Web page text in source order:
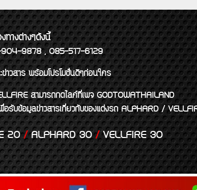
ทางต่างๆดังนี้
904-9878 , 085-517-6129
าวสาร พร้อมโปรโมชั่นดีๆก่อนใคร
สามารถกดไลค์ที่เพจ GODTOWATHAILAND
อรับข้อมูลข่าวสารเกี่ยวกับของแต่งรถ ALPHARD /
20/ALPHARD 30/VELLFIRE 30